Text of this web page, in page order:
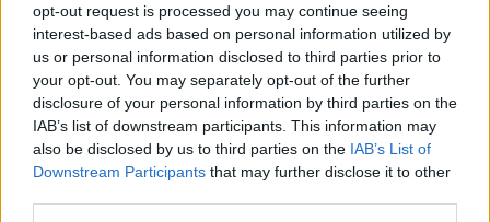
opt-out request is processed you may continue seeing
interest-based ads based on personal information utilized by
us or personal information disclosed to third parties prior to
your opt-out. You may separately opt-out of the further
disclosure of your personal information by third parties on the
IAB’s list of downstream participants. This information may
also be disclosed by us to third parties on the IAB’s List of
Downstream Participants that may further disclose it to other
Χρήματα (Pexels)
Προσθέστε το ΕΘΝΟΣ στη Google
Ο περιορισμός τηςπαραοικονομίας, η
επιτάχυνση του ψηφιακού